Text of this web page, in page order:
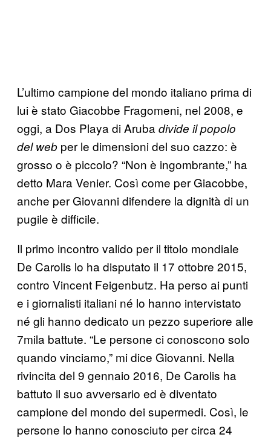
L’ultimo campione del mondo italiano prima di
lui è stato Giacobbe Fragomeni, nel 2008, e
oggi, a Dos Playa di Aruba divide il popolo
del web per le dimensioni del suo cazzo: è
grosso o è piccolo? “Non è ingombrante,” ha
detto Mara Venier. Così come per Giacobbe,
anche per Giovanni difendere la dignità di un
pugile è difficile.
Il primo incontro valido per il titolo mondiale
De Carolis lo ha disputato il 17 ottobre 2015,
contro Vincent Feigenbutz. Ha perso ai punti
e i giornalisti italiani né lo hanno intervistato
né gli hanno dedicato un pezzo superiore alle
7mila battute. “Le persone ci conoscono solo
quando vinciamo,” mi dice Giovanni. Nella
rivincita del 9 gennaio 2016, De Carolis ha
battuto il suo avversario ed è diventato
campione del mondo dei supermedi. Così, le
persone lo hanno conosciuto per circa 24